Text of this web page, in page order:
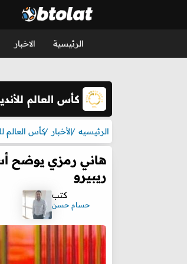
الرئيسية الاخبار
كأس العالم
الرئيسيه الأخبار كأس العالم
هاني رمزي يوضح
ريبيرو
كتب
حسام حسن